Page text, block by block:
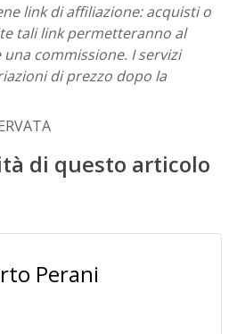
link di affiliazione: acquisti o
tali link permetteranno al
commissione. I servizi
di prezzo dopo la
di questo articolo
Perani